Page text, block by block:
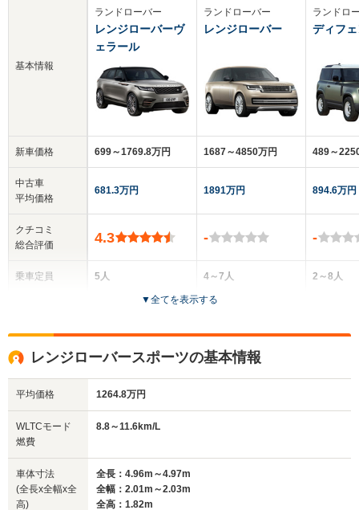
基本情報
新車価格
中古車
平均価格
クチコミ
総合評価
乗車定員
サイズ
(全長x全幅x全高)
ランドローバー
レンジローバーヴ
ェラール
699～1769.8万円
681.3万円
4.3
5人
全高
1.68m～1.69m
全幅
1.93m～2.04m
ランドローバー
レンジローバー
1687～4850万円
1891万円
-
4～7人
5ドア
全高
1.87m
ランドロ
ディフ
489～
894.6万円
-
2～8人
▼全てを表示する
レンジローバースポーツの基本情報
平均価格 1264.8万円
WLTCモード
燃費
8.8～11.6km/L
車体寸法
(全長x全幅x全
高)
全長：4.96m～4.97m
全幅：2.01m～2.03m
全高：1.82m